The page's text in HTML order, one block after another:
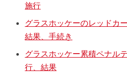
施行
グラスホッケーのレッドカ
結果、手続き
グラスホッケー累積ペナル
行、結果